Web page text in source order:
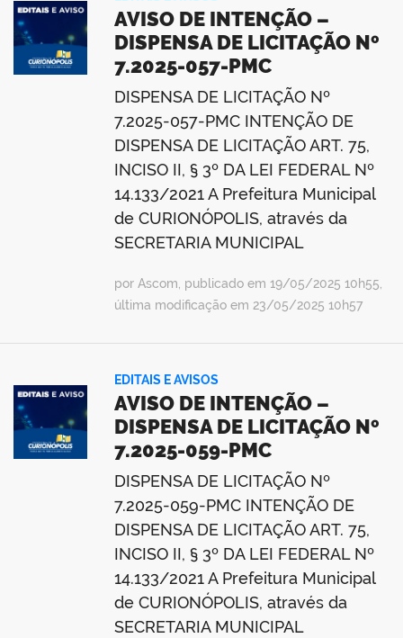
AVISO DE INTENÇÃO –
DISPENSA DE LICITAÇÃO Nº
7.2025-057-PMC
DISPENSA DE LICITAÇÃO Nº
7.2025-057-PMC INTENÇÃO DE
DISPENSA DE LICITAÇÃO ART. 75,
INCISO II, § 3º DA LEI FEDERAL Nº
14.133/2021 A Prefeitura Municipal
de CURIONÓPOLIS, através da
SECRETARIA MUNICIPAL
por Ascom, publicado em 19/05/2025 10h55,
última modificação em 23/05/2025 10h57
EDITAIS E AVISOS
AVISO DE INTENÇÃO –
DISPENSA DE LICITAÇÃO Nº
7.2025-059-PMC
DISPENSA DE LICITAÇÃO Nº
7.2025-059-PMC INTENÇÃO DE
DISPENSA DE LICITAÇÃO ART. 75,
INCISO II, § 3º DA LEI FEDERAL Nº
14.133/2021 A Prefeitura Municipal
de CURIONÓPOLIS, através da
SECRETARIA MUNICIPAL